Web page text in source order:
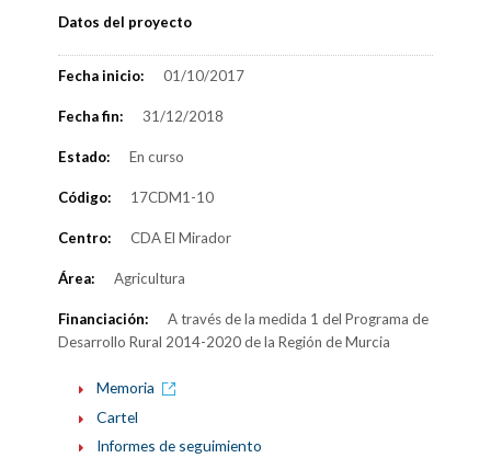
Datos del proyecto
Fecha inicio: 01/10/2017
Fecha fin: 31/12/2018
Estado: En curso
Código: 17CDM1-10
Centro: CDA El Mirador
Área: Agricultura
Financiación:
A través de la medida 1 del Programa de
Desarrollo Rural 2014-2020 de la Región de Murcia
Memoria
Cartel
Informes de seguimiento